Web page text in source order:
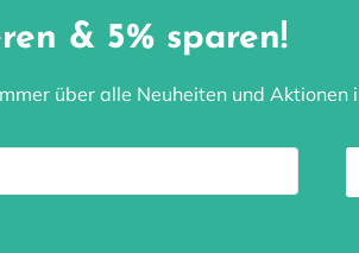
& 5% sparen!
über alle Neuheiten und Aktionen